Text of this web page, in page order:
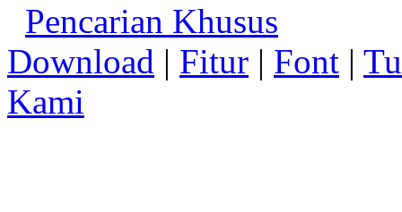
Pencarian Khusus
Download | Fitur | Font |
Kami